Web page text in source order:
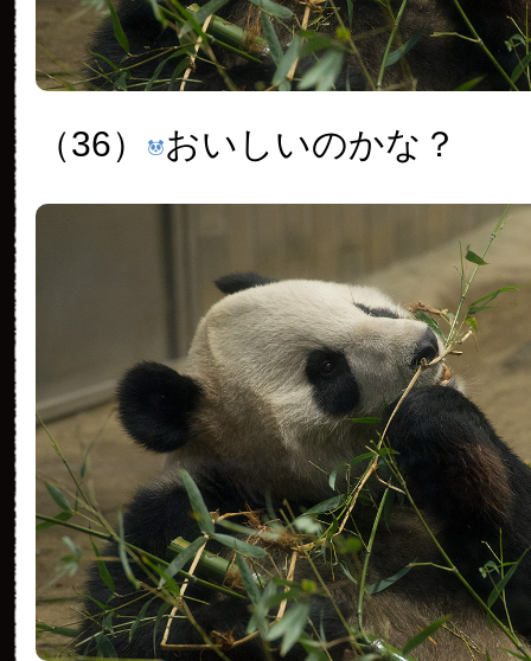
（36） おいしいのかな？